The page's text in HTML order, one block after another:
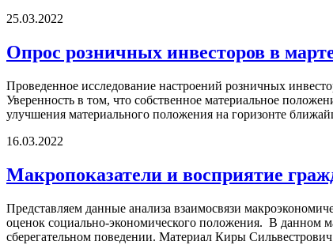
25.03.2022
Опрос розничных инвесторов в
Проведенное исследование настроений розничных
Уверенность в том, что собственное материальное
улучшения материального положения на горизонте
16.03.2022
Макропоказатели и восприятие
Представляем данные анализа взаимосвязи
оценок социально-экономического положения. В данном
сберегательном поведении. Материал Киры